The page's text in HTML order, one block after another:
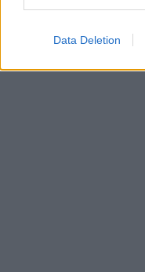
Data Deletion